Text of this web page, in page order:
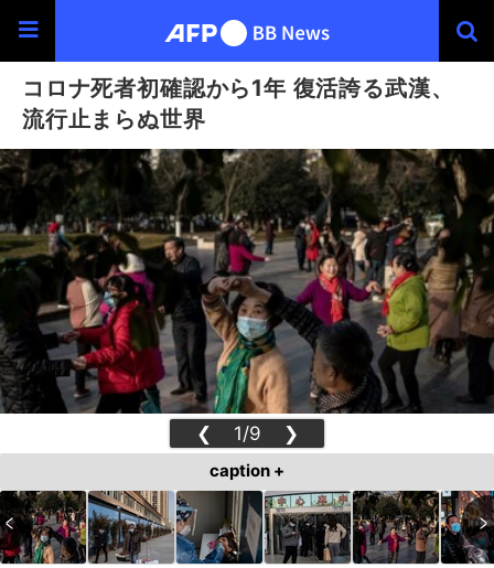
コロナ死者初確認から1年 復活誇る武漢、
流行止まらぬ世界
❮ 1/9 ❯
caption +